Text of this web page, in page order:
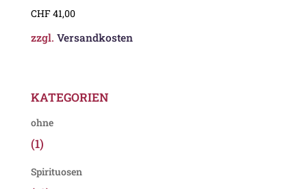
CHF 41,00
zzgl. Versandkosten
KATEGORIEN
ohne
(1)
Spirituosen